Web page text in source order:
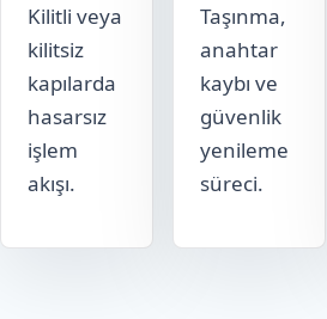
Kilitli veya
kilitsiz
kapılarda
hasarsız
işlem
akışı.
Taşınma,
anahtar
kaybı ve
güvenlik
yenileme
süreci.